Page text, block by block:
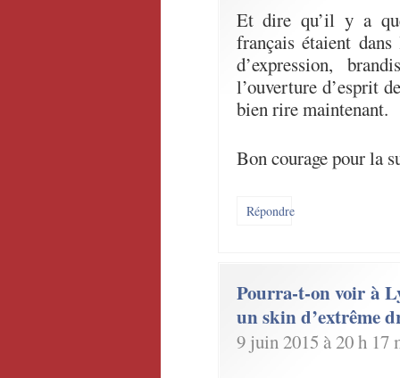
Et dire qu’il y a
français étaient
d’expression,
l’ouverture d’esprit
bien rire maintenant.
Bon courage pour la
Répondre
Pourra-t-on voir à
un skin d’extrême
9 juin 2015 à 20 h 17